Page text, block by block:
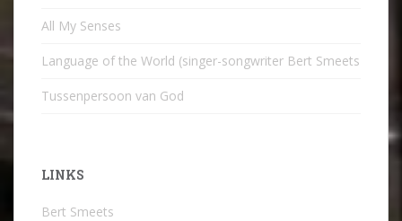
All My Senses
Language of the World (singer-songwriter Bert Smeets
Tussenpersoon van God
LINKS
Bert Smeets